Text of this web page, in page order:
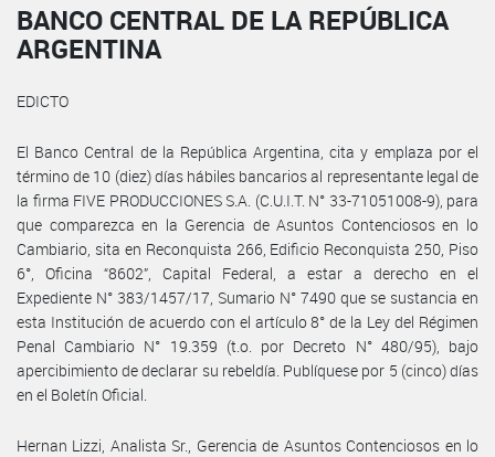
BANCO CENTRAL DE LA REPÚBLICA
ARGENTINA
EDICTO
El Banco Central de la República Argentina, cita y emplaza por el
término de 10 (diez) días hábiles bancarios al representante legal de
la firma FIVE PRODUCCIONES S.A. (C.U.I.T. N° 33-71051008-9), para
que comparezca en la Gerencia de Asuntos Contenciosos en lo
Cambiario, sita en Reconquista 266, Edificio Reconquista 250, Piso
6°, Oficina “8602”, Capital Federal, a estar a derecho en el
Expediente N° 383/1457/17, Sumario N° 7490 que se sustancia en
esta Institución de acuerdo con el artículo 8° de la Ley del Régimen
Penal Cambiario N° 19.359 (t.o. por Decreto N° 480/95), bajo
apercibimiento de declarar su rebeldía. Publíquese por 5 (cinco) días
en el Boletín Oficial.
Hernan Lizzi, Analista Sr., Gerencia de Asuntos Contenciosos en lo